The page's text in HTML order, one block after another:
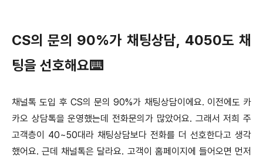
CS의 문의 90%가 채팅상담, 4050도 채
팅을 선호해요⌨️
채널톡 도입 후 CS의 문의 90%가 채팅상담이에요. 이전에도 카
카오 상담톡을 운영했는데 전화문의가 많았어요. 그래서 저희 주
고객층이 40~50대라 채팅상담보다 전화를 더 선호한다고 생각
했어요. 근데 채널톡은 달라요. 고객이 홈페이지에 들어오면 먼저